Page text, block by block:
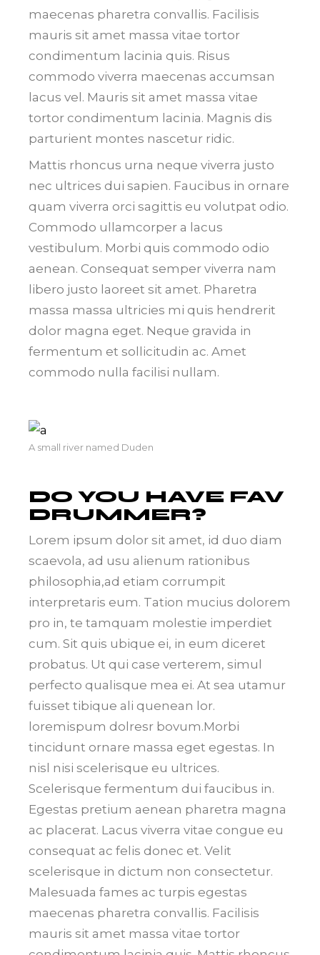
maecenas pharetra convallis. Facilisis
mauris sit amet massa vitae tortor
condimentum lacinia quis. Risus
commodo viverra maecenas accumsan
lacus vel. Mauris sit amet massa vitae
tortor condimentum lacinia. Magnis dis
parturient montes nascetur ridic.
Mattis rhoncus urna neque viverra justo
nec ultrices dui sapien. Faucibus in ornare
quam viverra orci sagittis eu volutpat odio.
Commodo ullamcorper a lacus
vestibulum. Morbi quis commodo odio
aenean. Consequat semper viverra nam
libero justo laoreet sit amet. Pharetra
massa massa ultricies mi quis hendrerit
dolor magna eget. Neque gravida in
fermentum et sollicitudin ac. Amet
commodo nulla facilisi nullam.
A small river named Duden
DO YOU HAVE FAV
DRUMMER?
Lorem ipsum dolor sit amet, id duo diam
scaevola, ad usu alienum rationibus
philosophia,ad etiam corrumpit
interpretaris eum. Tation mucius dolorem
pro in, te tamquam molestie imperdiet
cum. Sit quis ubique ei, in eum diceret
probatus. Ut qui case verterem, simul
perfecto qualisque mea ei. At sea utamur
fuisset tibique ali quenean lor.
loremispum dolresr bovum.Morbi
tincidunt ornare massa eget egestas. In
nisl nisi scelerisque eu ultrices.
Scelerisque fermentum dui faucibus in.
Egestas pretium aenean pharetra magna
ac placerat. Lacus viverra vitae congue eu
consequat ac felis donec et. Velit
scelerisque in dictum non consectetur.
Malesuada fames ac turpis egestas
maecenas pharetra convallis. Facilisis
mauris sit amet massa vitae tortor